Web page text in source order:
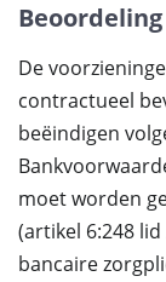
De
contractueel
beëindigen
moet worden
(artikel 6:248
bancaire